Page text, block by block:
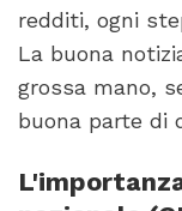
redditi, ogni
La buona
grossa mano,
buona parte di